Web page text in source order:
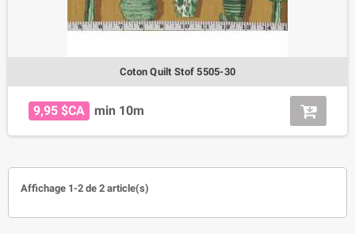
Coton Quilt Stof 5505-30
9,95 $CA min 10m
Affichage 1-2 de 2 article(s)